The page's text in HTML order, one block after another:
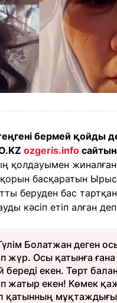
бермей қойды
ozgeris.infо
қолдауымен
басқаратын
беруден бас
кәсіп етіп алған
Болатжан деген
жүр. Осы қатынға
екен. Төрт
жатыр екен! Көмек
қатынның